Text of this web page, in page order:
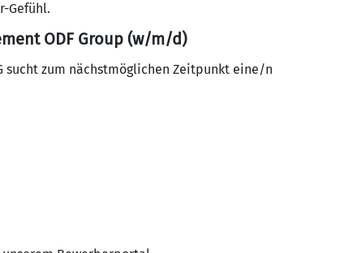
Gefühl.
ODF Group (w/m/d)
sucht zum nächstmöglichen Zeitpunkt eine/n